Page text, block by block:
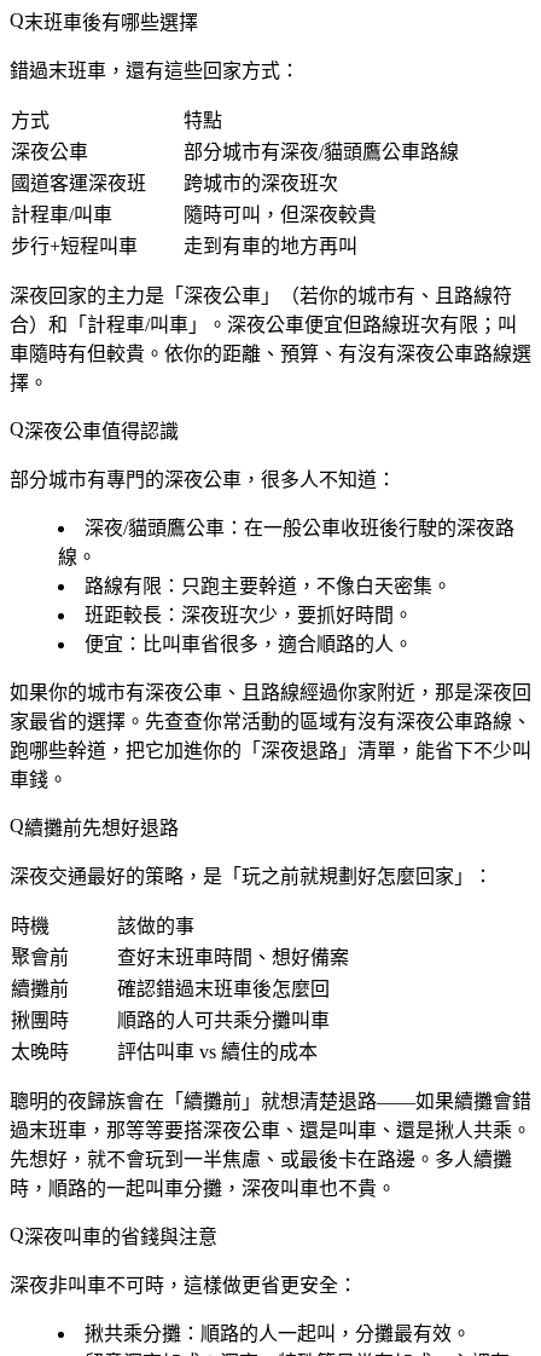
末班車後有哪些選擇
錯過末班車，還有這些回家方式：
方式
特點
深夜公車
部分城市有深夜/貓頭鷹公車路線
國道客運深夜班
跨城市的深夜班次
計程車/叫車
隨時可叫，但深夜較貴
步行+短程叫車
走到有車的地方再叫
深夜回家的主力是「深夜公車」（若你的城市有、且路線符
合）和「計程車/叫車」。深夜公車便宜但路線班次有限；叫
車隨時有但較貴。依你的距離、預算、有沒有深夜公車路線選
擇。
深夜公車值得認識
部分城市有專門的深夜公車，很多人不知道：
深夜/貓頭鷹公車 ：在一般公車收班後行駛的深夜路
線。
路線有限 ：只跑主要幹道，不像白天密集。
班距較長 ：深夜班次少，要抓好時間。
便宜 ：比叫車省很多，適合順路的人。
如果你的城市有深夜公車、且路線經過你家附近，那是深夜回
家最省的選擇。先查查你常活動的區域有沒有深夜公車路線、
跑哪些幹道，把它加進你的「深夜退路」清單，能省下不少叫
車錢。
續攤前先想好退路
深夜交通最好的策略，是「玩之前就規劃好怎麼回家」：
時機
該做的事
聚會前
查好末班車時間、想好備案
續攤前
確認錯過末班車後怎麼回
揪團時
順路的人可共乘分攤叫車
太晚時
評估叫車 vs 續住的成本
聰明的夜歸族會在「續攤前」就想清楚退路——如果續攤會錯
過末班車，那等等要搭深夜公車、還是叫車、還是揪人共乘。
先想好，就不會玩到一半焦慮、或最後卡在路邊。多人續攤
時，順路的一起叫車分攤，深夜叫車也不貴。
深夜叫車的省錢與注意
深夜非叫車不可時，這樣做更省更安全：
揪共乘分攤 ：順路的人一起叫，分攤最有效。